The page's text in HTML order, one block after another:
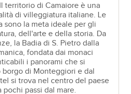
Il territorio di Camaiore è una
di villeggiatura italiane. Le
sono la meta ideale per gli
dell'arte e della storia. Da
la Badia di S. Pietro dalla
fondata dai monaci
i panorami che si
borgo di Monteggiori e dal
si trova nel centro del paese
passi dal mare.